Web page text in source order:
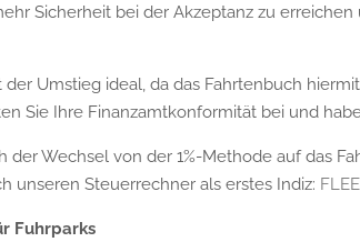
Sicherheit bei der Akzeptanz zu erreichen
der Umstieg ideal, da das Fahrtenbuch
Sie Ihre Finanzamtkonformität bei und
der Wechsel von der 1%-Methode auf das
unseren Steuerrechner als erstes Indiz:
Fuhrparks